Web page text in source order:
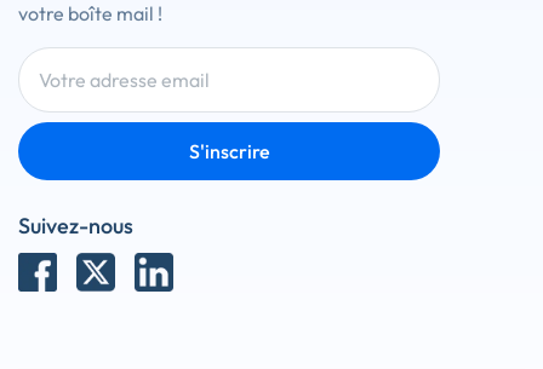
votre boîte mail !
S'inscrire
Suivez-nous